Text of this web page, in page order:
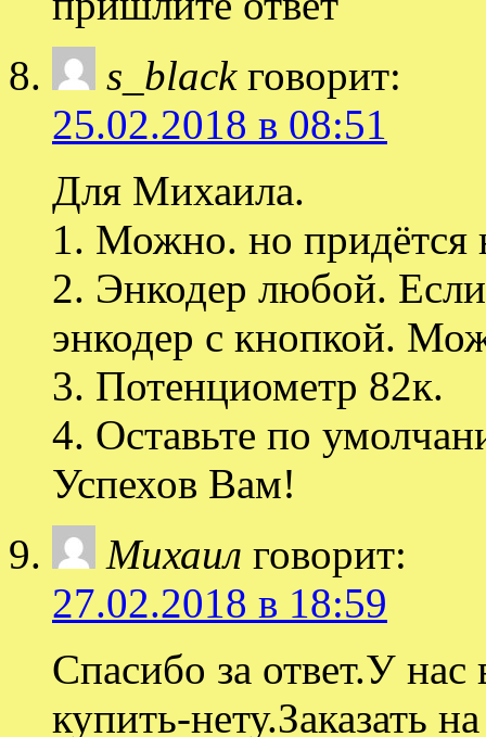
s_black говорит:
25.02.2018 в 08:51
Для Михаила.
1. Можно. но придётся
2. Энкодер любой.
энкодер с кнопкой.
3. Потенциометр 82к.
4. Оставьте по
Успехов Вам!
Михаил говорит:
27.02.2018 в 18:59
Спасибо за ответ.У
купить-нету.Заказать